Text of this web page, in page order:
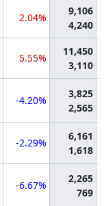
2.04%
9,106
4,240
5.55%
11,450
3,110
-4.20%
3,825
2,565
-2.29%
6,161
1,618
-6.67%
2,265
769